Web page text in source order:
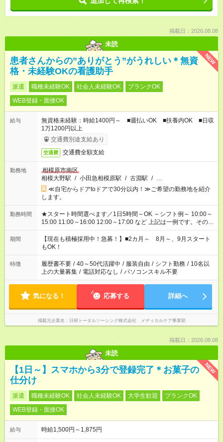
掲載日：2026.08.08
未読
NEW
患者さんからの”ありがとう”がうれしい＊無資
格・未経験OKの看護助手
派遣 職種未経験OK 社会人未経験OK
ブランクOK
WEB登録・面接OK
給与
無資格未経験：時給1400円～ ■週払いOK ■扶養内OK ■日収
1万1200円以上
交通費別途支給あり
交通費 交通費全額支給
勤務地
相模原市南区
相模大野駅 / 小田急相模原駅 / 古淵駅 / …
≪自宅からドアtoドアで30分以内！≫ご希望の勤務地を紹介
します。
勤務時間
★スタート時間選べます／1日5時間～OK ～シフト例～ 10:00～
15:00 11:00～16:00 12:00～17:00 など 上記は一例です。その他
シフトもご相談ください。 ※Wワークの場合当社と合わせて法
定労働時間が週40時間を超えなければOKです。
期間
【現在も積極採用中！急募！】■2カ月～ 8月～、9月スタート
もOK！
特徴 履歴書不要 / 40～50代活躍中 / 服装自由 / シフト勤務 / 10名以
上の大量募集 / 電話対応なし / パソコンスキル不要
気になる！ 応募する 詳細へ
掲載元企業名 日研トータルソーシング株式会社 メディカルケア事業部
掲載日：2026.08.08
未読
NEW
【1日～】スマホから3分で登録完了＊お菓子の
仕分け
派遣 職種未経験OK 社会人未経験OK 大学生歓迎
ブランクOK
WEB登録・面接OK
給与 時給1,500円～1,875円